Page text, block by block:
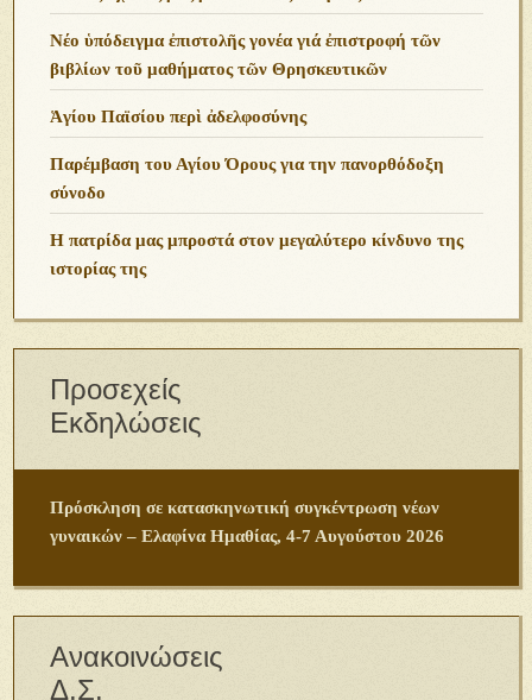
Νέο ὑπόδειγμα ἐπιστολῆς γονέα γιά ἐπιστροφή τῶν
βιβλίων τοῦ μαθήματος τῶν Θρησκευτικῶν
Ἁγίου Παϊσίου περὶ ἀδελφοσύνης
Παρέμβαση του Αγίου Όρους για την πανορθόδοξη
σύνοδο
Η πατρίδα μας μπροστά στον μεγαλύτερο κίνδυνο της
ιστορίας της
Προσεχείς
Εκδηλώσεις
Πρόσκληση σε κατασκηνωτική συγκέντρωση νέων
γυναικών – Ελαφίνα Ημαθίας, 4-7 Αυγούστου 2026
Ανακοινώσεις
Δ.Σ.